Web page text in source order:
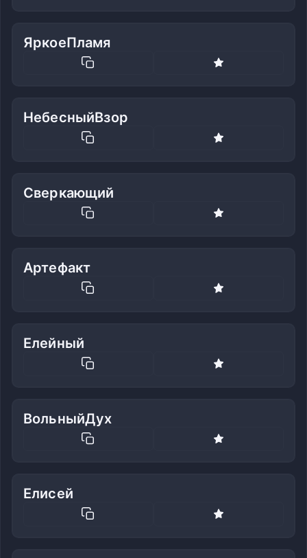
ЯркоеПламя
НебесныйВзор
Сверкающий
Артефакт
Елейный
ВольныйДух
Елисей